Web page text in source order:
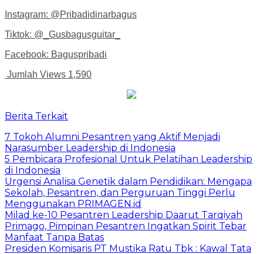
Instagram: @Pribadidinarbagus
Tiktok: @_Gusbagusguitar_
Facebook: Baguspribadi
Jumlah Views 1,590
Berita Terkait
7 Tokoh Alumni Pesantren yang Aktif Menjadi
Narasumber Leadership di Indonesia
5 Pembicara Profesional Untuk Pelatihan Leadership
di Indonesia
Urgensi Analisa Genetik dalam Pendidikan: Mengapa
Sekolah, Pesantren, dan Perguruan Tinggi Perlu
Menggunakan PRIMAGEN.id
Milad ke-10 Pesantren Leadership Daarut Tarqiyah
Primago, Pimpinan Pesantren Ingatkan Spirit Tebar
Manfaat Tanpa Batas
Presiden Komisaris PT Mustika Ratu Tbk : Kawal Tata